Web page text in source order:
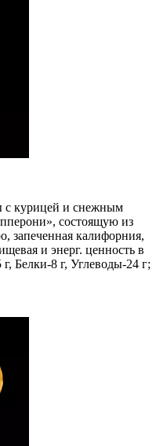
курицей и снежным
состоящую из
запеченная калифорния,
и энерг. ценность в
Белки-8 г, Углеводы-24 г;